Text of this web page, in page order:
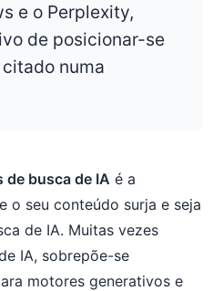
e o Perplexity,
de posicionar-se
numa
de busca de IA é a
o seu conteúdo surja e seja
de IA. Muitas vezes
IA, sobrepõe-se
motores generativos e